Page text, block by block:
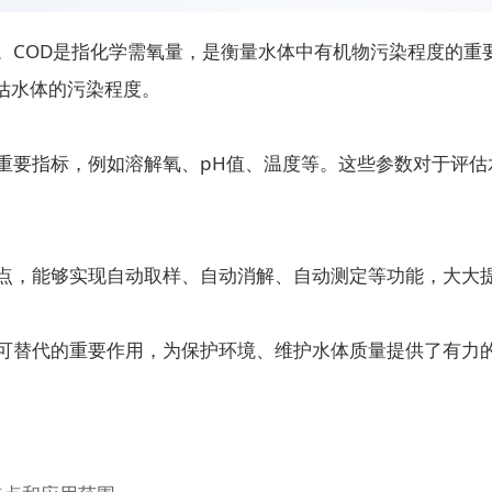
是指化学需氧量，是衡量水体中有机物污染程度的重
体的污染程度。
标，例如溶解氧、pH值、温度等。这些参数对于评估
够实现自动取样、自动消解、自动测定等功能，大大
的重要作用，为保护环境、维护水体质量提供了有力